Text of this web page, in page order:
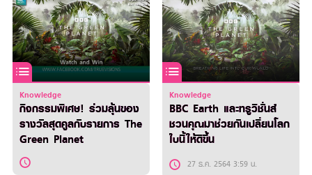
Knowledge
กิจกรรมพิเศษ! ร่วมลุ้นของ
รางวัลสุดคูลกับรายการ The
Green Planet
Knowledge
BBC Earth และทรูวิชั่นส์
ชวนคุณมาช่วยกันเปลี่ยนโลก
ใบนี้ให้ดีขึ้น
27 ธ.ค. 2564 3:59 น.